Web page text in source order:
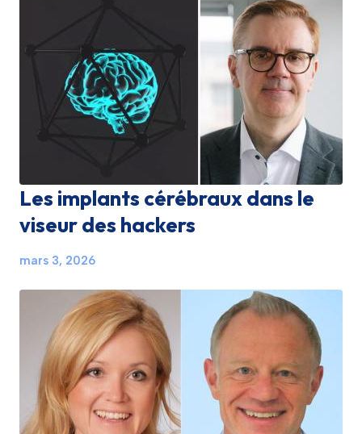
Les implants cérébraux dans le
viseur des hackers
mars 3, 2026